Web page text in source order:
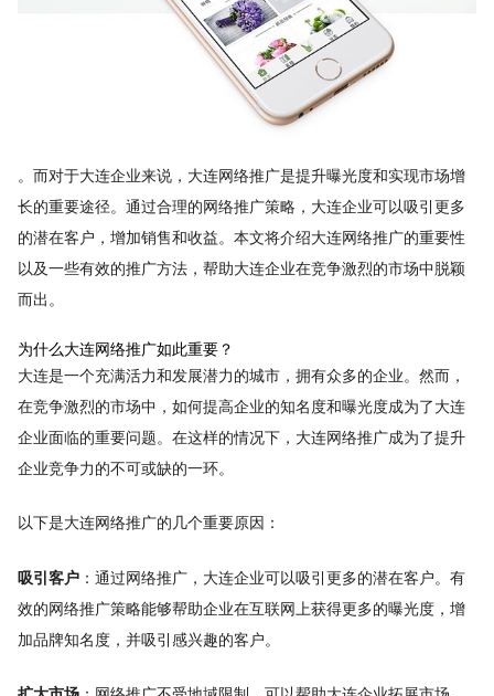
。而对于大连企业来说，大连网络推广是提升曝光度和实现市场增
长的重要途径。通过合理的网络推广策略，大连企业可以吸引更多
的潜在客户，增加销售和收益。本文将介绍大连网络推广的重要性
以及一些有效的推广方法，帮助大连企业在竞争激烈的市场中脱颖
而出。
为什么大连网络推广如此重要？
大连是一个充满活力和发展潜力的城市，拥有众多的企业。然而，
在竞争激烈的市场中，如何提高企业的知名度和曝光度成为了大连
企业面临的重要问题。在这样的情况下，大连网络推广成为了提升
企业竞争力的不可或缺的一环。
以下是大连网络推广的几个重要原因：
吸引客户：通过网络推广，大连企业可以吸引更多的潜在客户。有
效的网络推广策略能够帮助企业在互联网上获得更多的曝光度，增
加品牌知名度，并吸引感兴趣的客户。